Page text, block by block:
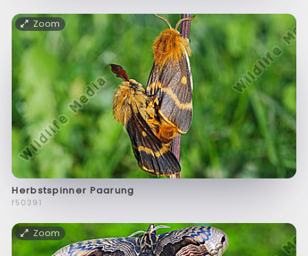
Zoom
Herbstspinner Paarung
f50391
Zoom